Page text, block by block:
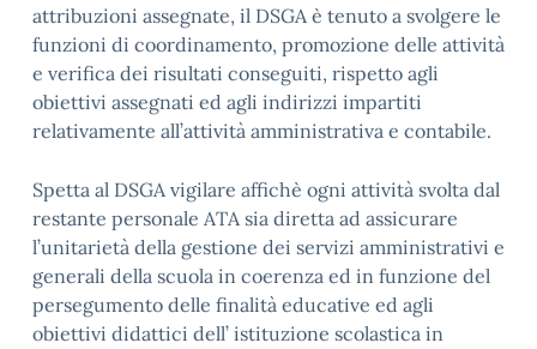
attribuzioni assegnate, il DSGA è tenuto a svolgere le
funzioni di coordinamento, promozione delle attività
e verifica dei risultati conseguiti, rispetto agli
obiettivi assegnati ed agli indirizzi impartiti
relativamente all’attività amministrativa e contabile.
Spetta al DSGA vigilare affichè ogni attività svolta dal
restante personale ATA sia diretta ad assicurare
l’unitarietà della gestione dei servizi amministrativi e
generali della scuola in coerenza ed in funzione del
persegumento delle finalità educative ed agli
obiettivi didattici dell’ istituzione scolastica in